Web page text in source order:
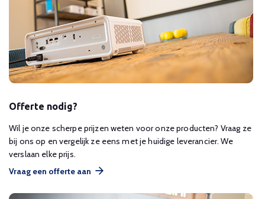
Offerte nodig?
Wil je onze scherpe prijzen weten voor onze producten? Vraag ze
bij ons op en vergelijk ze eens met je huidige leverancier. We
verslaan elke prijs.
Vraag een offerte aan